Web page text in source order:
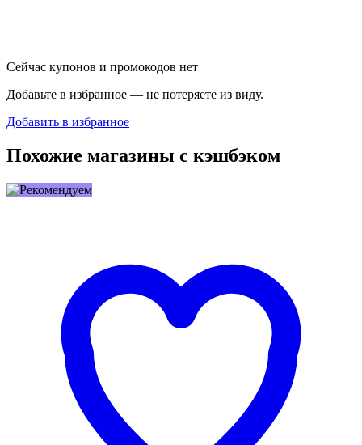
Сейчас купонов и промокодов нет
Добавьте в избранное — не потеряете из виду.
Добавить в избранное
Похожие магазины с кэшбэком